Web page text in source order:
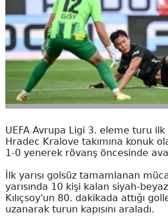
UEFA Avrupa Ligi 3. eleme turu ilk
Hradec Kralove takımına konuk
1-0 yenerek rövanş öncesinde
İlk yarısı golsüz tamamlanan
yarısında 10 kişi kalan siyah-
Kılıçsoy'un 80. dakikada attığı
uzanarak turun kapısını araladı.